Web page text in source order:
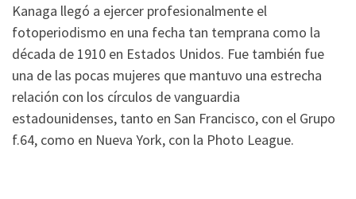
Kanaga llegó a ejercer profesionalmente el
fotoperiodismo en una fecha tan temprana como la
década de 1910 en Estados Unidos. Fue también fue
una de las pocas mujeres que mantuvo una estrecha
relación con los círculos de vanguardia
estadounidenses, tanto en San Francisco, con el Grupo
f.64, como en Nueva York, con la Photo League.